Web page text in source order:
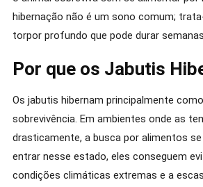
hibernação não é um sono comum;
torpor profundo que pode durar
Por que os Jabutis
Os jabutis hibernam principalmente
sobrevivência. Em ambientes onde as
drasticamente, a busca por alimentos
entrar nesse estado, eles conseguem
condições climáticas extremas e a